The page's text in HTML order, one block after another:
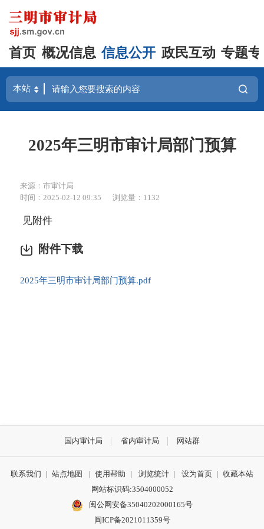
首页 概况信息 信息公开 政民互动 专题
2025年三明市审计局部门预算
来源：市审计局
时间：2025-02-12 09:35
浏览量：1132
见附件
附件下载
2025年三明市审计局部门预算.pdf
国内审计局 省内审计局 网站群
联系我们 | 站点地图 | 使用帮助 | 浏览统计 | 设为首页 | 收藏本站
网站标识码:3504000052
闽公网安备35040202000165号
闽ICP备2021011359号